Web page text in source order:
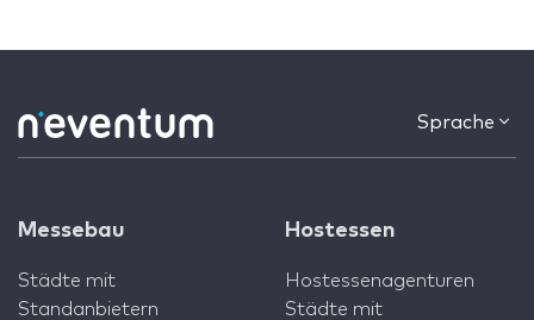
Sprache
Messebau
Städte mit
Standanbietern
Hostessen
Hostessenagenturen
Städte mit